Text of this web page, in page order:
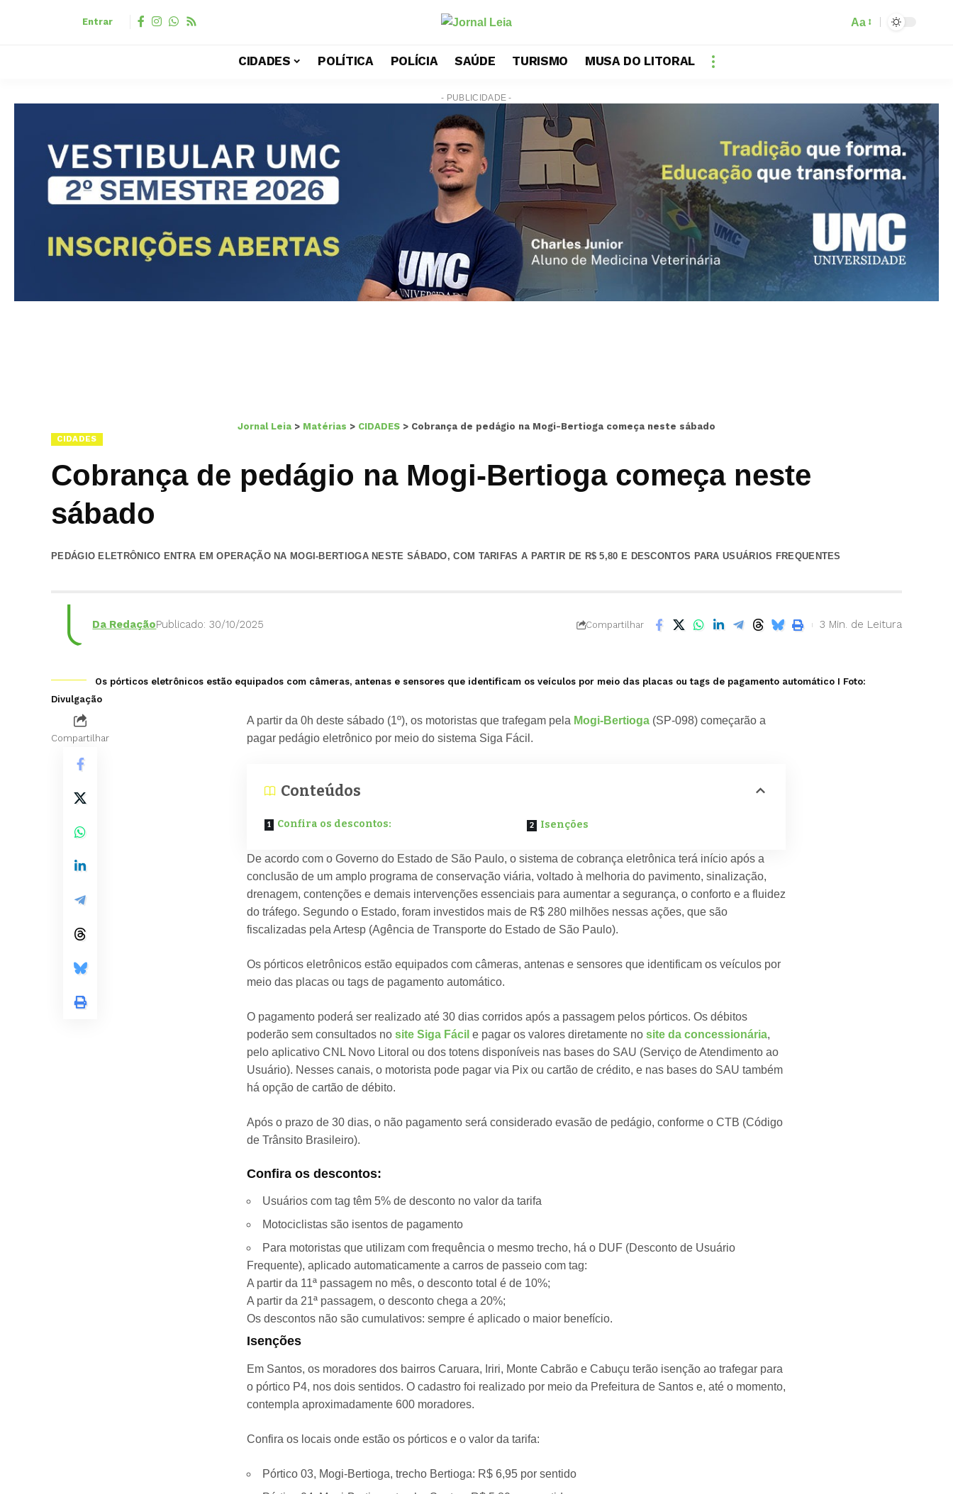
Entrar Aa
CIDADES POLÍTICA POLÍCIA SAÚDE TURISMO MUSA DO LITORAL
- PUBLICIDADE -
Jornal Leia > Matérias > CIDADES > Cobrança de pedágio na Mogi-Bertioga começa neste sábado
CIDADES
Cobrança de pedágio na Mogi-Bertioga começa neste
sábado
PEDÁGIO ELETRÔNICO ENTRA EM OPERAÇÃO NA MOGI-BERTIOGA NESTE SÁBADO, COM TARIFAS A PARTIR DE R$ 5,80 E DESCONTOS PARA USUÁRIOS FREQUENTES
Da RedaçãoPublicado: 30/10/2025 Compartilhar 3 Min. de Leitura
Os pórticos eletrônicos estão equipados com câmeras, antenas e sensores que identificam os veículos por meio das placas ou tags de pagamento automático I Foto:
Divulgação
Compartilhar
A partir da 0h deste sábado (1º), os motoristas que trafegam pela Mogi-Bertioga (SP-098) começarão a
pagar pedágio eletrônico por meio do sistema Siga Fácil.
Conteúdos
Confira os descontos: Isenções
De acordo com o Governo do Estado de São Paulo, o sistema de cobrança eletrônica terá início após a
conclusão de um amplo programa de conservação viária, voltado à melhoria do pavimento, sinalização,
drenagem, contenções e demais intervenções essenciais para aumentar a segurança, o conforto e a fluidez
do tráfego. Segundo o Estado, foram investidos mais de R$ 280 milhões nessas ações, que são
fiscalizadas pela Artesp (Agência de Transporte do Estado de São Paulo).
Os pórticos eletrônicos estão equipados com câmeras, antenas e sensores que identificam os veículos por
meio das placas ou tags de pagamento automático.
O pagamento poderá ser realizado até 30 dias corridos após a passagem pelos pórticos. Os débitos
poderão sem consultados no site Siga Fácil e pagar os valores diretamente no site da concessionária,
pelo aplicativo CNL Novo Litoral ou dos totens disponíveis nas bases do SAU (Serviço de Atendimento ao
Usuário). Nesses canais, o motorista pode pagar via Pix ou cartão de crédito, e nas bases do SAU também
há opção de cartão de débito.
Após o prazo de 30 dias, o não pagamento será considerado evasão de pedágio, conforme o CTB (Código
de Trânsito Brasileiro).
Confira os descontos:
Usuários com tag têm 5% de desconto no valor da tarifa
Motociclistas são isentos de pagamento
Para motoristas que utilizam com frequência o mesmo trecho, há o DUF (Desconto de Usuário
Frequente), aplicado automaticamente a carros de passeio com tag:
A partir da 11ª passagem no mês, o desconto total é de 10%;
A partir da 21ª passagem, o desconto chega a 20%;
Os descontos não são cumulativos: sempre é aplicado o maior benefício.
Isenções
Em Santos, os moradores dos bairros Caruara, Iriri, Monte Cabrão e Cabuçu terão isenção ao trafegar para
o pórtico P4, nos dois sentidos. O cadastro foi realizado por meio da Prefeitura de Santos e, até o momento,
contempla aproximadamente 600 moradores.
Confira os locais onde estão os pórticos e o valor da tarifa:
Pórtico 03, Mogi-Bertioga, trecho Bertioga: R$ 6,95 por sentido